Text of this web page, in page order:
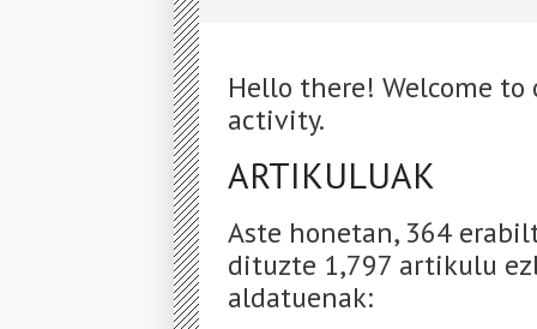
Hello there! Welcome
activity.
ARTIKULUAK
Aste honetan, 364
dituzte 1,797 artikulu
aldatuenak: